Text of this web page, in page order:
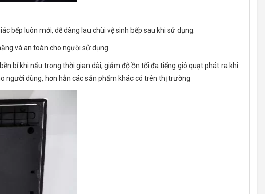
bếp luôn mới, dễ dàng lau chùi vệ sinh bếp sau khi sử dụng.
và an toàn cho người sử dụng.
bỉ khi nấu trong thời gian dài, giảm độ ồn tối đa tiếng gió quạt phát ra khi
người dùng, hơn hẳn các sản phẩm khác có trên thị trường